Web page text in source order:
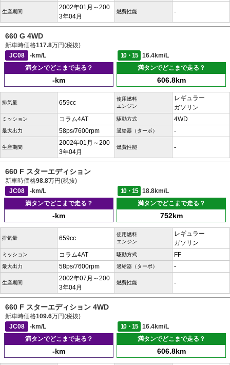
生産期間
2002年01月～200
3年04月
燃費性能 -
660 G 4WD
新車時価格117.8万円(税抜)
JC08
-km/L 10・15
16.4km/L
満タンでどこまで走る？
-km
満タンでどこまで走る？
606.8km
排気量 659cc
使用燃料
エンジン
レギュラー
ガソリン
ミッション コラム4AT 駆動方式 4WD
最大出力 58ps/7600rpm 過給器（ターボ） -
生産期間
2002年01月～200
3年04月
燃費性能 -
660 F スターエディション
新車時価格98.8万円(税抜)
JC08
-km/L 10・15
18.8km/L
満タンでどこまで走る？
-km
満タンでどこまで走る？
752km
排気量 659cc
使用燃料
エンジン
レギュラー
ガソリン
ミッション コラム4AT 駆動方式 FF
最大出力 58ps/7600rpm 過給器（ターボ） -
生産期間
2002年07月～200
3年04月
燃費性能 -
660 F スターエディション 4WD
新車時価格109.6万円(税抜)
JC08
-km/L 10・15
16.4km/L
満タンでどこまで走る？
-km
満タンでどこまで走る？
606.8km